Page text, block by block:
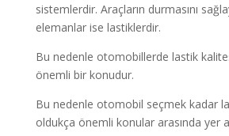
sistemlerdir. Araçların durmasını
elemanlar ise lastiklerdir.
Bu nedenle otomobillerde lastik
önemli bir konudur.
Bu nedenle otomobil seçmek kadar
oldukça önemli konular arasında yer